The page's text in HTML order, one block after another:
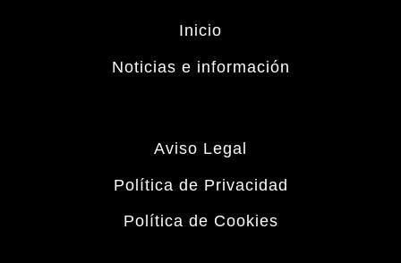
Inicio
Noticias e información
Aviso Legal
Política de Privacidad
Política de Cookies